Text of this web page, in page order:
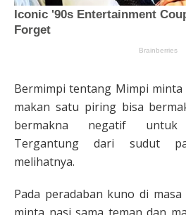
Bermimpi tentang Mimpi minta
makan satu piring bisa
bermakna negatif untuk
Tergantung dari sudut
melihatnya.
Pada peradaban kuno di